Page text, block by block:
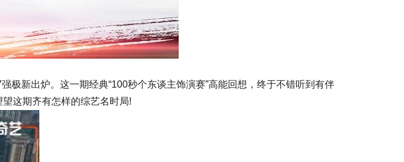
新出炉。这一期经典“100秒个东谈主饰演赛”高能回想，终于不错听到有伴
这期齐有怎样的综艺名时局!